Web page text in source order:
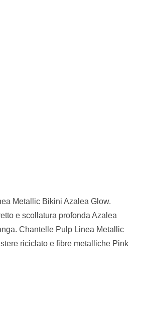
Metallic Bikini Azalea Glow.
e scollatura profonda Azalea
Chantelle Pulp Linea Metallic
riciclato e fibre metalliche Pink